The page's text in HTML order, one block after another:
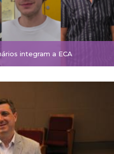
integram a ECA